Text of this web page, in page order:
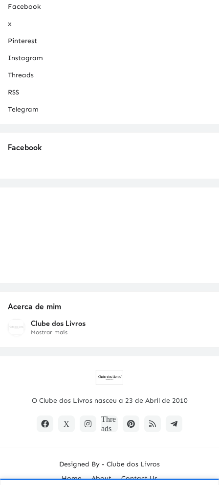
Facebook
x
Pinterest
Instagram
Threads
RSS
Telegram
Facebook
Acerca de mim
Clube dos Livros
Mostrar mais
O Clube dos Livros nasceu a 23 de Abril de 2010
Designed By - Clube dos Livros
Home
About Contact Us